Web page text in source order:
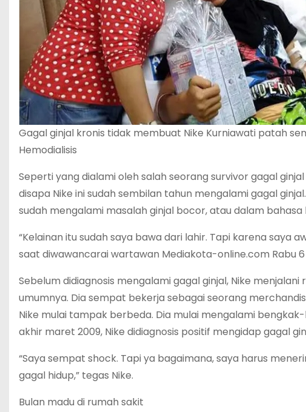
Gagal ginjal kronis tidak membuat Nike Kurniawati patah
Hemodialisis
Seperti yang dialami oleh salah seorang survivor gagal
disapa Nike ini sudah sembilan tahun mengalami gagal
sudah mengalami masalah ginjal bocor, atau dalam
“Kelainan itu sudah saya bawa dari lahir. Tapi karena saya
saat diwawancarai wartawan Mediakota-online.com Rabu 6
Sebelum didiagnosis mengalami gagal ginjal, Nike
umumnya. Dia sempat bekerja sebagai seorang
Nike mulai tampak berbeda. Dia mulai mengalami
akhir maret 2009, Nike didiagnosis positif mengidap gagal
“Saya sempat shock. Tapi ya bagaimana, saya harus
gagal hidup,” tegas Nike.
Bulan madu di rumah sakit